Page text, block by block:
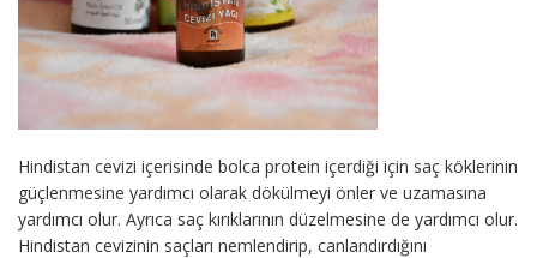
Hindistan cevizi içerisinde bolca protein içerdiği için saç köklerinin
güçlenmesine yardımcı olarak dökülmeyi önler ve uzamasına
yardımcı olur. Ayrıca saç kırıklarının düzelmesine de yardımcı olur.
Hindistan cevizinin saçları nemlendirip, canlandırdığını